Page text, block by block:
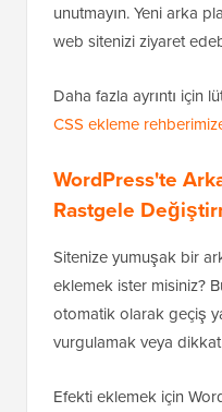
unutmayın. Yeni arka
web sitenizi ziyaret
Daha fazla ayrıntı için
CSS ekleme
WordPress'te
Rastgele
Sitenize yumuşak bir
eklemek ister misiniz?
otomatik olarak geçiş
vurgulamak veya
Efekti eklemek için